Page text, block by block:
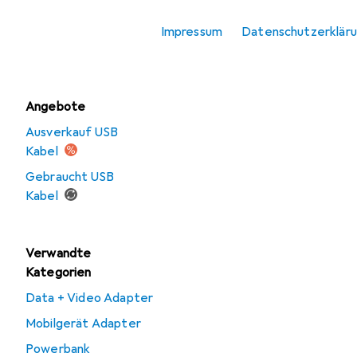
Impressum
Angebote
Ausverkauf USB
Kabel
Gebraucht USB
Kabel
Verwandte
Kategorien
Data + Video Adapter
Mobilgerät Adapter
Powerbank